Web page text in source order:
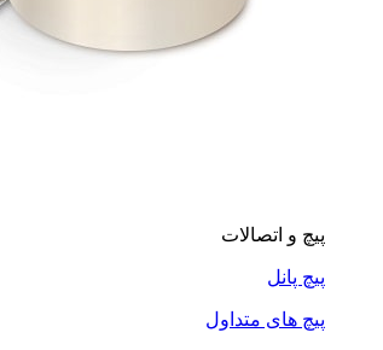
پیچ و اتصالات
پیچ پانل
پیچ های متداول